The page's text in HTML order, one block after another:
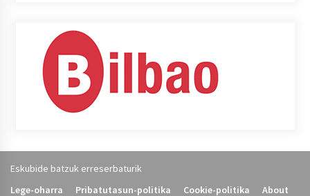
Eskubide batzuk erreserbaturik
Lege-oharra
Pribatutasun-politika Cookie-politika About